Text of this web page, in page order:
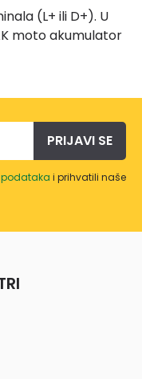
(L+ ili D+). U
moto akumulator
punjajem
PRIJAVI SE
i prihvatili naše